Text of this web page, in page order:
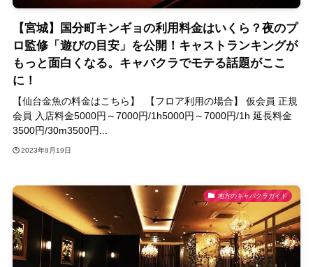
【宮城】国分町キンギョの利用料金はいくら？夜のプ
ロ監修「遊びの目安」を公開！キャストランキングが
もっと面白くなる。キャバクラでモテる話題がここ
に！
【仙台金魚の料金はこちら】 【フロア利用の場合】 仮会員 正規
会員 入店料金5000円～7000円/1h5000円～7000円/1h 延長料金
3500円/30m3500円...
2023年9月19日
地方のキャバクラガイド